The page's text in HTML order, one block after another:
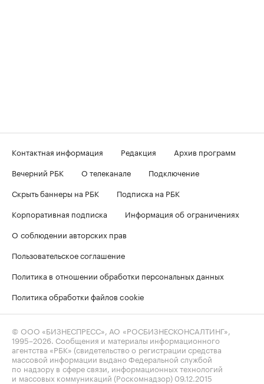
Контактная информация Редакция
Архив программ
Вечерний РБК
О телеканале
Подключение
Скрыть баннеры на РБК
Подписка на РБК
Корпоративная подписка
Информация об ограничениях
О соблюдении авторских прав
Пользовательское соглашение
Политика в отношении обработки персональных данных
Политика обработки файлов cookie
© ООО «БИЗНЕСПРЕСС», АО «РОСБИЗНЕСКОНСАЛТИНГ»,
1995–2026 . Сообщения и материалы информационного
агентства «РБК» (свидетельство о регистрации средства
массовой информации выдано Федеральной службой
по надзору в сфере связи, информационных технологий
и массовых коммуникаций (Роскомнадзор) 09.12.2015